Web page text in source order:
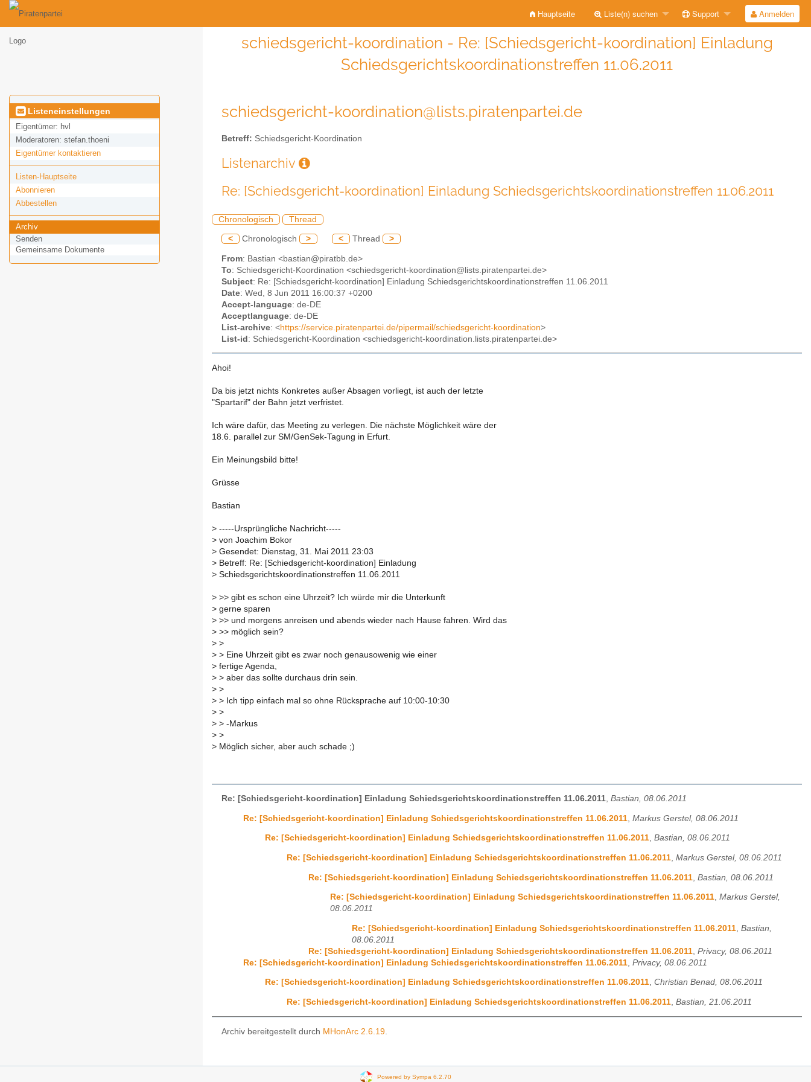
Hauptseite Liste(n) suchen Support Anmelden
schiedsgericht-koordination - Re: [Schiedsgericht-koordination] Einladung
Schiedsgerichtskoordinationstreffen 11.06.2011
Listeneinstellungen
Eigentümer: hvl
Moderatoren: stefan.thoeni
Eigentümer kontaktieren
Listen-Hauptseite
Abonnieren
Abbestellen
Archiv
Senden
Gemeinsame Dokumente
schiedsgericht-koordination@lists.piratenpartei.de
Betreff: Schiedsgericht-Koordination
Listenarchiv
Re: [Schiedsgericht-koordination] Einladung Schiedsgerichtskoordinationstreffen 11.06.2011
Chronologisch Thread
< Chronologisch > < Thread >
From: Bastian <bastian@piratbb.de>
To: Schiedsgericht-Koordination <schiedsgericht-koordination@lists.piratenpartei.de>
Subject: Re: [Schiedsgericht-koordination] Einladung Schiedsgerichtskoordinationstreffen 11.06.2011
Date: Wed, 8 Jun 2011 16:00:37 +0200
Accept-language: de-DE
Acceptlanguage: de-DE
List-archive: <https://service.piratenpartei.de/pipermail/schiedsgericht-koordination>
List-id : Schiedsgericht-Koordination <schiedsgericht-koordination.lists.piratenpartei.de>
Ahoi!
Da bis jetzt nichts Konkretes außer Absagen vorliegt, ist auch der letzte
"Spartarif" der Bahn jetzt verfristet.
Ich wäre dafür, das Meeting zu verlegen. Die nächste Möglichkeit wäre der
18.6. parallel zur SM/GenSek-Tagung in Erfurt.
Ein Meinungsbild bitte!
Grüsse
Bastian
> -----Ursprüngliche Nachricht-----
> von Joachim Bokor
> Gesendet: Dienstag, 31. Mai 2011 23:03
> Betreff: Re: [Schiedsgericht-koordination] Einladung
> Schiedsgerichtskoordinationstreffen 11.06.2011
> >> gibt es schon eine Uhrzeit? Ich würde mir die Unterkunft
> gerne sparen
> >> und morgens anreisen und abends wieder nach Hause fahren. Wird das
> >> möglich sein?
> >
> > Eine Uhrzeit gibt es zwar noch genausowenig wie einer
> fertige Agenda,
> > aber das sollte durchaus drin sein.
> >
> > Ich tipp einfach mal so ohne Rücksprache auf 10:00-10:30
> >
> > -Markus
> >
> Möglich sicher, aber auch schade ;)
Re: [Schiedsgericht-koordination] Einladung Schiedsgerichtskoordinationstreffen 11.06.2011, Bastian, 08.06.2011
Re: [Schiedsgericht-koordination] Einladung Schiedsgerichtskoordinationstreffen 11.06.2011 Markus Gerstel, 08.06.2011
Re: [Schiedsgericht-koordination] Einladung Schiedsgerichtskoordinationstreffen 11.06.2011, Bastian, 08.06.2011
Re: [Schiedsgericht-koordination] Einladung Schiedsgerichtskoordinationstreffen 11.06.2011, Markus Gerstel, 08.06.2011
Re: [Schiedsgericht-koordination] Einladung Schiedsgerichtskoordinationstreffen 11.06.2011 Bastian, 08.06.2011
Re: [Schiedsgericht-koordination] Einladung Schiedsgerichtskoordinationstreffen 11.06.2011, Markus Gerstel,
08.06.2011
Re: [Schiedsgericht-koordination] Einladung Schiedsgerichtskoordinationstreffen 11.06.2011 Bastian,
08.06.2011
Re: [Schiedsgericht-koordination] Einladung Schiedsgerichtskoordinationstreffen 11.06.2011 Privacy, 08.06.2011
Re: [Schiedsgericht-koordination] Einladung Schiedsgerichtskoordinationstreffen 11.06.2011 Privacy, 08.06.2011
Re: [Schiedsgericht-koordination] Einladung Schiedsgerichtskoordinationstreffen 11.06.2011, Christian Benad, 08.06.2011
Re: [Schiedsgericht-koordination] Einladung Schiedsgerichtskoordinationstreffen 11.06.2011, Bastian, 21.06.2011
Archiv bereitgestellt durch MHonArc 2.6.19.
Powered by Sympa 6.2.70